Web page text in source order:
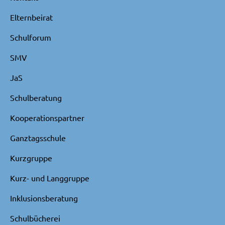
Elternbeirat
Schulforum
SMV
JaS
Schulberatung
Kooperationspartner
Ganztagsschule
Kurzgruppe
Kurz- und Langgruppe
Inklusionsberatung
Schulbücherei